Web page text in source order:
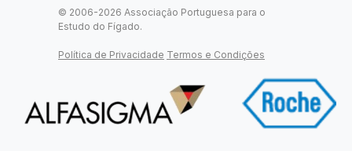
© 2006-2026 Associação Portuguesa para o
Estudo do Fígado.
Política de Privacidade Termos e Condições